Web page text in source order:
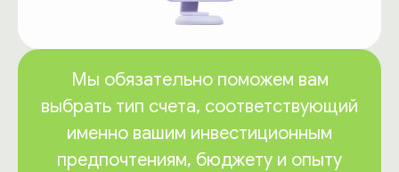
Мы обязательно поможем вам
выбрать тип счета, соответствующий
именно вашим инвестиционным
предпочтениям, бюджету и опыту